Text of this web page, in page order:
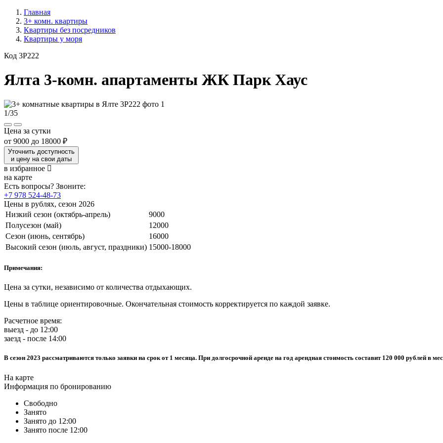
Главная
3+ комн. квартиры
Квартиры без посредников
Квартиры у моря
Код 3P222
Ялта 3-комн. апартаменты ЖК Парк Хаус
1/35
Цена за сутки
от 9000 до 18000 ₽
Уточнить доступность
и цену на свои даты
в избранное
на карте
Есть вопросы? Звоните:
+7 978 524-48-73
Цены в рублях, сезон 2026
Низкий сезон (октябрь-апрель)
9000
Полусезон (май)
12000
Сезон (июнь, сентябрь)
16000
Высокий сезон (июль, август, праздники) 15000-18000
Примечания:
Цена за сутки, независимо от количества отдыхающих.
Цены в таблице ориентировочные. Окончательная стоимость корректируется по каждой заявке.
Расчетное время:
выезд - до 12:00
заезд - после 14:00
В сезон 2023 рассматриваются только заявки на срок от 1 месяца. При долгосрочной аренде на год арендная стоимость составит 120 000 рублей в
На карте
Информация по бронированию
Свободно
Занято
Занято до 12:00
Занято после 12:00